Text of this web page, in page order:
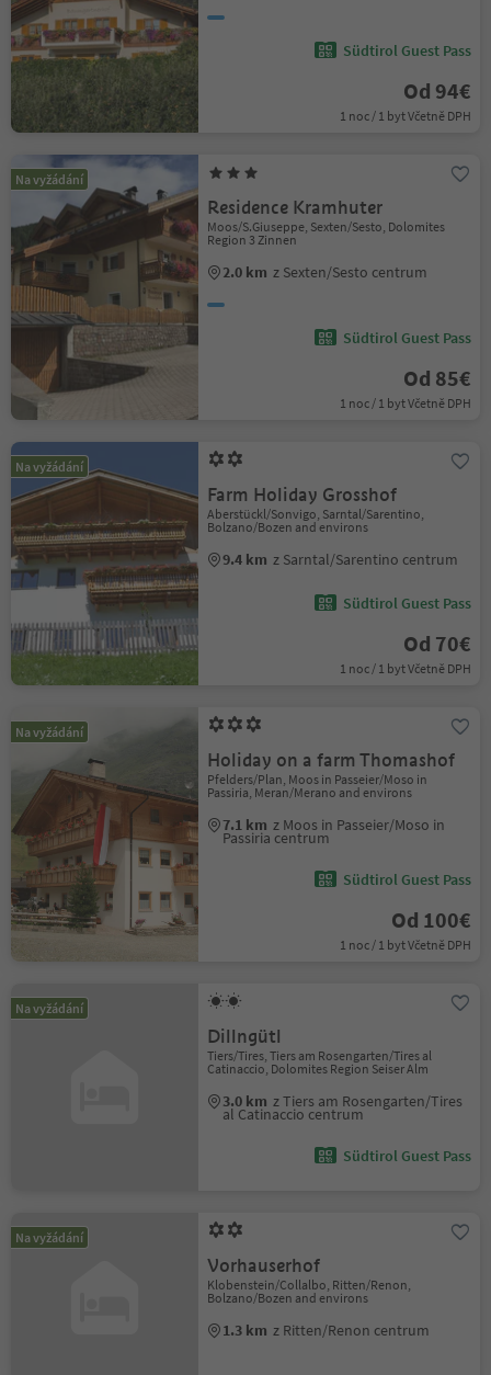
Südtirol Guest Pass
Od 94€
1 noc / 1 byt Včetně DPH
Na vyžádání
Residence Kramhuter
Moos/S.Giuseppe, Sexten/Sesto, Dolomites
Region 3 Zinnen
2.0 km z Sexten/Sesto centrum
Südtirol Guest Pass
Od 85€
1 noc / 1 byt Včetně DPH
Na vyžádání
Farm Holiday Grosshof
Aberstückl/Sonvigo, Sarntal/Sarentino,
Bolzano/Bozen and environs
9.4 km z Sarntal/Sarentino centrum
Südtirol Guest Pass
Od 70€
1 noc / 1 byt Včetně DPH
Na vyžádání
Holiday on a farm Thomashof
Pfelders/Plan, Moos in Passeier/Moso in
Passiria, Meran/Merano and environs
7.1 km z Moos in Passeier/Moso in
Passiria centrum
Südtirol Guest Pass
Od 100€
1 noc / 1 byt Včetně DPH
Na vyžádání
Dillngütl
Tiers/Tires, Tiers am Rosengarten/Tires al
Catinaccio, Dolomites Region Seiser Alm
3.0 km z Tiers am Rosengarten/Tires
al Catinaccio centrum
Südtirol Guest Pass
Na vyžádání
Vorhauserhof
Klobenstein/Collalbo, Ritten/Renon,
Bolzano/Bozen and environs
1.3 km z Ritten/Renon centrum